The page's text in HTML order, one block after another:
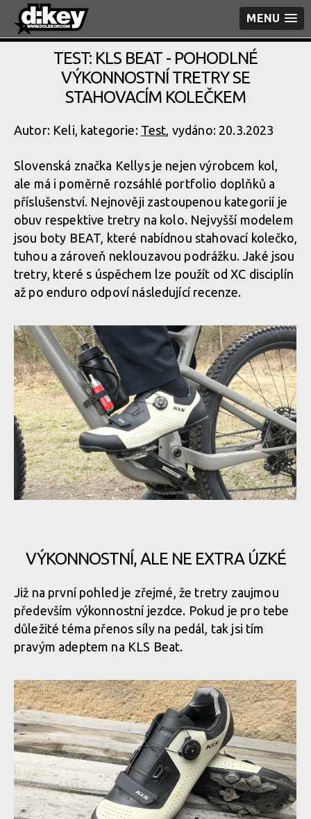
MENU
TEST: KLS BEAT - POHODLNÉ
VÝKONNOSTNÍ TRETRY SE
STAHOVACÍM KOLEČKEM
Autor: Keli, kategorie: Test, vydáno: 20.3.2023
Slovenská značka Kellys je nejen výrobcem kol,
ale má i poměrně rozsáhlé portfolio doplňků a
příslušenství. Nejnověji zastoupenou kategorií je
obuv respektive tretry na kolo. Nejvyšší modelem
jsou boty BEAT, které nabídnou stahovací kolečko,
tuhou a zároveň neklouzavou podrážku. Jaké jsou
tretry, které s úspěchem lze použít od XC disciplín
až po enduro odpoví následující recenze.
První tretry značky KLS. model BEAT, to jsou pohodlné
výkonnostní tretry se stahovacím kolečkem
První tretry značky KLS. model BEAT, to jsou pohodlné
výkonnostní tretry se stahovacím kolečkem
První tretry značky KLS. model BEAT, to jsou pohodlné
výkonnostní tretry se stahovacím kolečkem
VÝKONNOSTNÍ, ALE NE EXTRA ÚZKÉ
Již na první pohled je zřejmé, že tretry zaujmou
především výkonnostní jezdce. Pokud je pro tebe
důležité téma přenos síly na pedál, tak jsi tím
pravým adeptem na KLS Beat.